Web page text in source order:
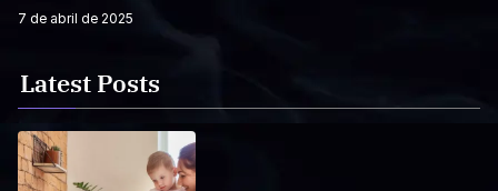
7 de abril de 2025
Latest Posts